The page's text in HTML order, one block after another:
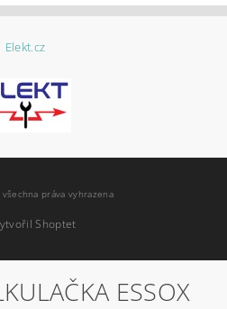
Elekt.cz
všechna práva vyhrazena
Shoptet
ESSOX